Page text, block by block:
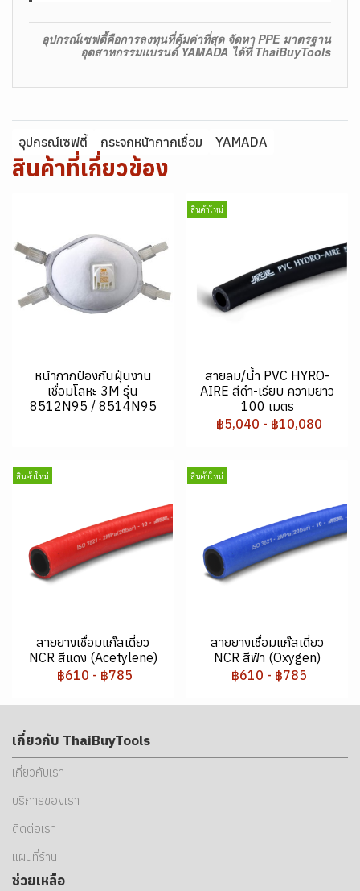
อุปกรณ์เซฟตี้คือการลงทุนที่คุ้มค่าที่สุด จัดหา PPE มาตรฐาน
อุตสาหกรรมแบรนด์ YAMADA ได้ที่ ThaiBuyTools
อุปกรณ์เซฟตี้ กระจกหน้ากากเชื่อม YAMADA
สินค้าที่เกี่ยวข้อง
หน้ากากป้องกันฝุ่นงาน
เชื่อมโลหะ 3M รุ่น
8512N95 / 8514N95
สินค้าใหม่
สายลม/น้ำ PVC HYRO-
AIRE สีดำ-เรียบ ความยาว
100 เมตร
฿5,040 - ฿10,080
สินค้าใหม่
สายยางเชื่อมแก๊สเดี่ยว
NCR สีแดง (Acetylene)
฿610 - ฿785
สินค้าใหม่
สายยางเชื่อมแก๊สเดี่ยว
NCR สีฟ้า (Oxygen)
฿610 - ฿785
เกี่ยวกับ ThaiBuyTools
เกี่ยวกับเรา
บริการของเรา
ติดต่อเรา
แผนที่ร้าน
ช่วยเหลือ